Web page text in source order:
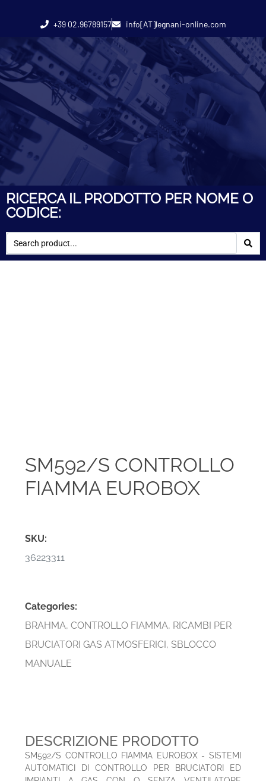
+39 02.96789157 info[AT]legnani-online.com
RICERCA IL PRODOTTO PER NOME O
CODICE:
SM592/S CONTROLLO
FIAMMA EUROBOX
SKU:
36223311
Categories:
BRAHMA,CONTROLLO FIAMMA, RICAMBI PER
BRUCIATORI GAS ATMOSFERICI,SBLOCCO
MANUALE
DESCRIZIONE PRODOTTO
SM592/S CONTROLLO FIAMMA EUROBOX - SISTEMI
AUTOMATICI DI CONTROLLO PER BRUCIATORI ED